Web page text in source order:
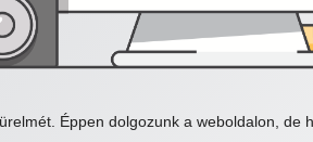
Éppen dolgozunk a weboldalon, de